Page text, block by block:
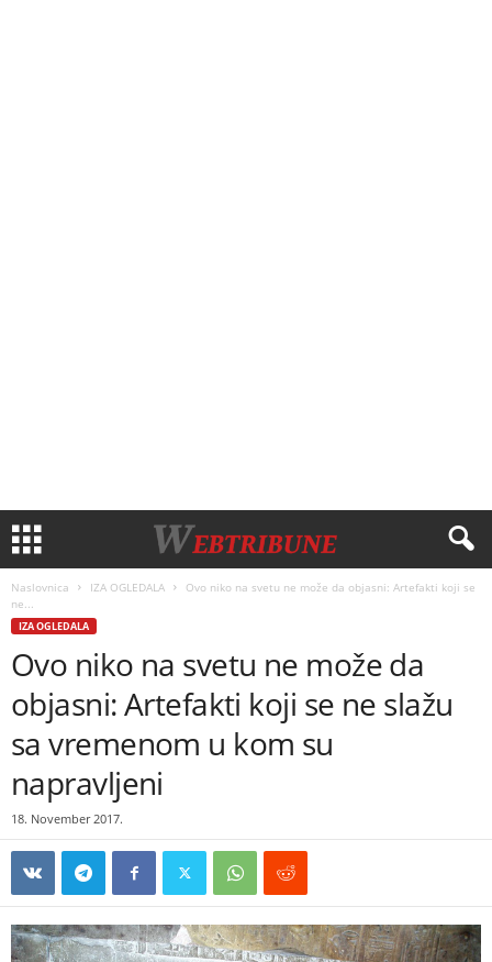
Naslovnica IZA OGLEDALA
Ovo niko na svetu ne može da objasni: Artefakti koji se
ne...
IZA OGLEDALA
Ovo niko na svetu ne može da
objasni: Artefakti koji se ne slažu
sa vremenom u kom su
napravljeni
18. November 2017.